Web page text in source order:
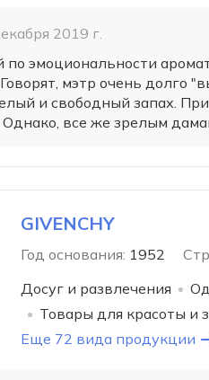
2019 г.
эмоциональности
мэтр очень долго
и свободный запах.
все же зрелым
GIVENCHY
Год основания: 1952
Досуг и развлечения
Товары для красоты и
Еще 72 вида продукции